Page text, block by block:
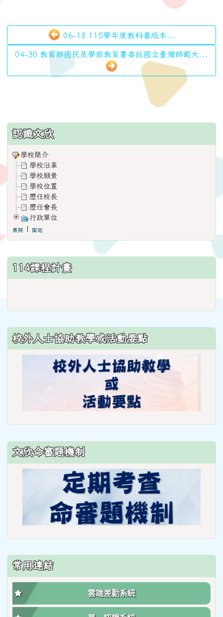
06-18 115學年度教科書版本...
04-30 教育部國民及學前教育署委託國立臺灣師範大...
:::
認識文欣
學校簡介
學校沿革
學校願景
學校位置
歷任校長
歷任會長
行政單位
展開 闔起
114課程計畫
ncsn=11&nsn=29
\
校外人士協助教學或活動要點
文欣命審題機制
常用連結
雲端差勤系統